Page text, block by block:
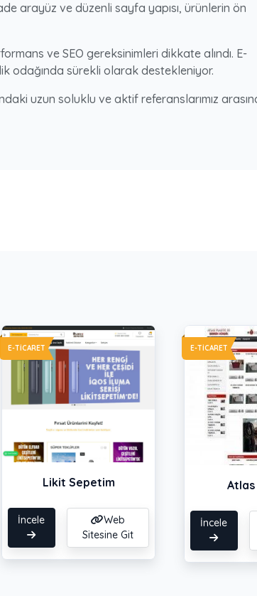
arayüz ve düzenli sayfa yapısı, ürünlerin ön
ve SEO gereksinimleri dikkate alındı. E-
odağında sürekli olarak destekleniyor.
uzun soluklu ve aktif referanslarımız
E-TICARET
Likit Sepetim
İncele
Web
Sitesine Git
E-TICARET
İncele